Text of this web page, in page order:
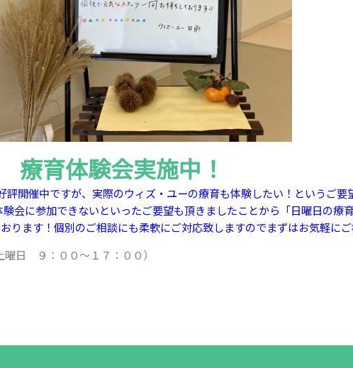
療育体験会実施中！
評開催中ですが、実際のウィズ・ユーの療育も体験したい！というご
会に参加できないといったご要望も頂きましたことから「日曜日の療
ります！個別のご相談にも柔軟にご対応致しますのでまずはお気軽にご
曜日 ９：００～１７：００）